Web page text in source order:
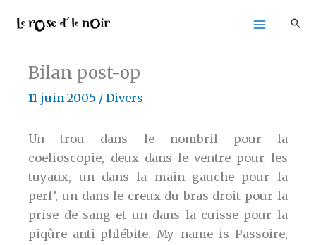
contenu
Bilan post-op
11 juin 2005 /Divers
Un trou dans le nombril pour la
coelioscopie, deux dans le ventre pour les
tuyaux, un dans la main gauche pour la
perf’, un dans le creux du bras droit pour la
prise de sang et un dans la cuisse pour la
piqûre anti-phlébite. My name is Passoire,